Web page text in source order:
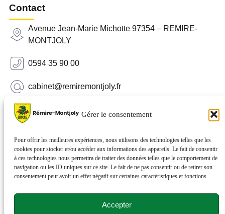
Gérer le consentement
Pour offrir les meilleures expériences, nous utilisons des technologies telles que les
cookies pour stocker et/ou accéder aux informations des appareils. Le fait de consentir
à ces technologies nous permettra de traiter des données telles que le comportement de
navigation ou les ID uniques sur ce site. Le fait de ne pas consentir ou de retirer son
consentement peut avoir un effet négatif sur certaines caractéristiques et fonctions.
Accepter
Contact
Avenue Jean-Marie Michotte 97354 – REMIRE-
MONTJOLY
0594 35 90 00
cabinet@remiremontjoly.fr
Newsletter
nouvelles de votre commune.